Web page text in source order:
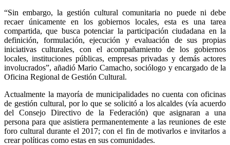
“Sin embargo, la gestión cultural comunitaria no puede ni debe
recaer únicamente en los gobiernos locales, esta es una tarea
compartida, que busca potenciar la participación ciudadana en la
definición, formulación, ejecución y evaluación de sus propias
iniciativas culturales, con el acompañamiento de los gobiernos
locales, instituciones públicas, empresas privadas y demás actores
involucrados”, añadió Mario Camacho, sociólogo y encargado de la
Oficina Regional de Gestión Cultural.
Actualmente la mayoría de municipalidades no cuenta con oficinas
de gestión cultural, por lo que se solicitó a los alcaldes (vía acuerdo
del Consejo Directivo de la Federación) que asignaran a una
persona para que asistiera permanentemente a las reuniones de este
foro cultural durante el 2017; con el fin de motivarlos e invitarlos a
crear políticas como estas en sus comunidades.